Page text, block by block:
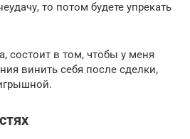
то потом будете упрекать
состоит в том, чтобы у меня
винить себя после сделки,